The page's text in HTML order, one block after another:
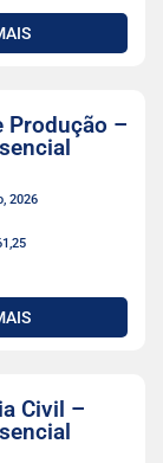
Produção –
2026
Civil –